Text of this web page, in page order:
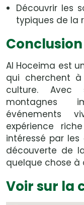
Découvrir les
typiques de la
Conclusion
Al Hoceima est
qui cherchent
culture. Avec
montagnes
événements
expérience
intéressé par
découverte de
quelque chose à
Voir sur la